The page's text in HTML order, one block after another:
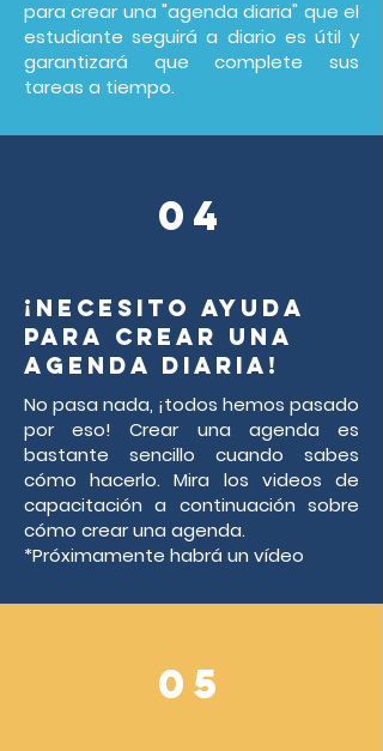
para crear una "agenda diaria" que el
estudiante seguirá a diario es útil y
garantizará que complete sus
tareas a tiempo.
04
¡NECESITO AYUDA
PARA CREAR UNA
AGENDA DIARIA!
No pasa nada, ¡todos hemos pasado
por eso! Crear una agenda es
bastante sencillo cuando sabes
cómo hacerlo. Mira los videos de
capacitación a continuación sobre
cómo crear una agenda.
*Próximamente habrá un vídeo
05